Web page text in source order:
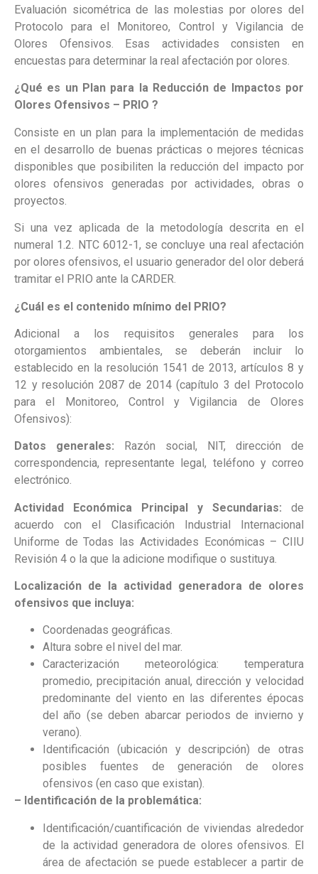
Evaluación sicométrica de las molestias por olores del
Protocolo para el Monitoreo, Control y Vigilancia de
Olores Ofensivos. Esas actividades consisten en
encuestas para determinar la real afectación por olores.
¿Qué es un Plan para la Reducción de Impactos por
Olores Ofensivos – PRIO ?
Consiste en un plan para la implementación de medidas
en el desarrollo de buenas prácticas o mejores técnicas
disponibles que posibiliten la reducción del impacto por
olores ofensivos generadas por actividades, obras o
proyectos.
Si una vez aplicada de la metodología descrita en el
numeral 1.2. NTC 6012-1, se concluye una real afectación
por olores ofensivos, el usuario generador del olor deberá
tramitar el PRIO ante la CARDER.
¿Cuál es el contenido mínimo del PRIO?
Adicional a los requisitos generales para los
otorgamientos ambientales, se deberán incluir lo
establecido en la resolución 1541 de 2013, artículos 8 y
12 y resolución 2087 de 2014 (capítulo 3 del Protocolo
para el Monitoreo, Control y Vigilancia de Olores
Ofensivos):
Datos generales: Razón social, NIT, dirección de
correspondencia, representante legal, teléfono y correo
electrónico.
Actividad Económica Principal y Secundarias: de
acuerdo con el Clasificación Industrial Internacional
Uniforme de Todas las Actividades Económicas – CIIU
Revisión 4 o la que la adicione modifique o sustituya.
Localización de la actividad generadora de olores
ofensivos que incluya:
Coordenadas geográficas.
Altura sobre el nivel del mar.
Caracterización meteorológica: temperatura
promedio, precipitación anual, dirección y velocidad
predominante del viento en las diferentes épocas
del año (se deben abarcar periodos de invierno y
verano).
Identificación (ubicación y descripción) de otras
posibles fuentes de generación de olores
ofensivos (en caso que existan).
– Identificación de la problemática:
Identificación/cuantificación de viviendas alrededor
de la actividad generadora de olores ofensivos. El
área de afectación se puede establecer a partir de